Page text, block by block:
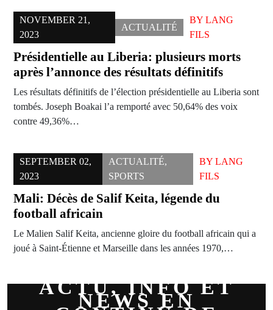
NOVEMBER 21,
2023
ACTUALITÉ
BY LANG
FILS
Présidentielle au Liberia: plusieurs morts
après l’annonce des résultats définitifs
Les résultats définitifs de l’élection présidentielle au Liberia sont
tombés. Joseph Boakai l’a remporté avec 50,64% des voix
contre 49,36%…
SEPTEMBER 02,
2023
ACTUALITÉ,
SPORTS
BYLANG
FILS
Mali: Décès de Salif Keita, légende du
football africain
Le Malien Salif Keita, ancienne gloire du football africain qui a
joué à Saint-Étienne et Marseille dans les années 1970,…
ACTU, INFO ET
NEWS EN